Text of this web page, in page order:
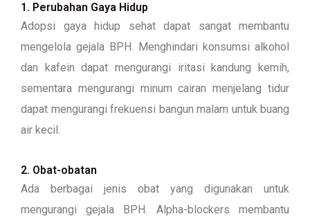
1. Perubahan Gaya Hidup
Adopsi gaya hidup sehat dapat sangat membantu
mengelola gejala BPH. Menghindari konsumsi alkohol
dan kafein dapat mengurangi iritasi kandung kemih,
sementara mengurangi minum cairan menjelang tidur
dapat mengurangi frekuensi bangun malam untuk buang
air kecil.
2. Obat-obatan
Ada berbagai jenis obat yang digunakan untuk
mengurangi gejala BPH. Alpha-blockers membantu